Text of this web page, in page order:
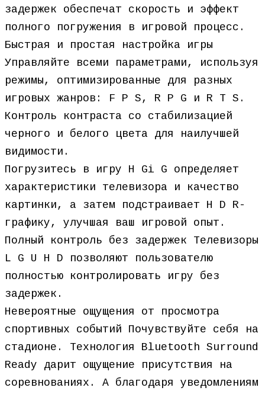
задержек обеспечат скорость и эффект
полного погружения в игровой процесс.
Быстрая и простая настройка игры
Управляйте всеми параметрами, используя
режимы, оптимизированные для разных
игровых жанров: F P S, R P G и R T S.
Контроль контраста со стабилизацией
черного и белого цвета для наилучшей
видимости.
Погрузитесь в игру H Gi G определяет
характеристики телевизора и качество
картинки, а затем подстраивает H D R-
графику, улучшая ваш игровой опыт.
Полный контроль без задержек Телевизоры
L G U H D позволяют пользователю
полностью контролировать игру без
задержек.
Невероятные ощущения от просмотра
спортивных событий Почувствуйте себя на
стадионе. Технология Bluetooth Surround
Ready дарит ощущение присутствия на
соревнованиях. А благодаря уведомлениям